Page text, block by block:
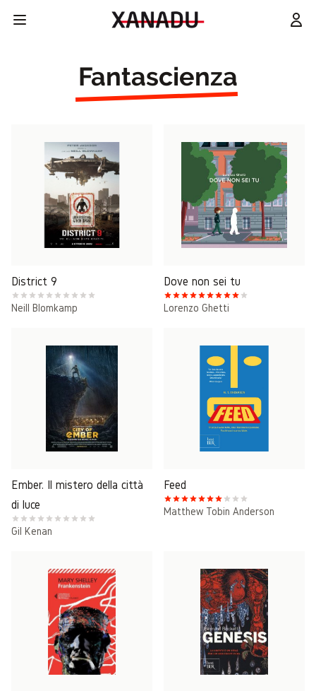
Fantascienza
District 9
Neill Blomkamp
Dove non sei tu
Lorenzo Ghetti
Ember. Il mistero della città
di luce
Gil Kenan
Feed
Matthew Tobin Anderson